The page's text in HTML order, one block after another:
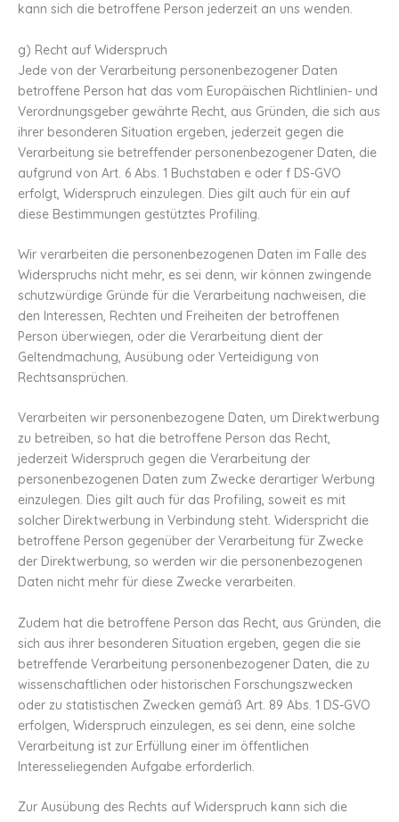
kann sich die betroffene Person jederzeit an uns wenden.
g) Recht auf Widerspruch
Jede von der Verarbeitung personenbezogener Daten
betroffene Person hat das vom Europäischen Richtlinien- und
Verordnungsgeber gewährte Recht, aus Gründen, die sich aus
ihrer besonderen Situation ergeben, jederzeit gegen die
Verarbeitung sie betreffender personenbezogener Daten, die
aufgrund von Art. 6 Abs. 1 Buchstaben e oder f DS-GVO
erfolgt, Widerspruch einzulegen. Dies gilt auch für ein auf
diese Bestimmungen gestütztes Profiling.
Wir verarbeiten die personenbezogenen Daten im Falle des
Widerspruchs nicht mehr, es sei denn, wir können zwingende
schutzwürdige Gründe für die Verarbeitung nachweisen, die
den Interessen, Rechten und Freiheiten der betroffenen
Person überwiegen, oder die Verarbeitung dient der
Geltendmachung, Ausübung oder Verteidigung von
Rechtsansprüchen.
Verarbeiten wir personenbezogene Daten, um Direktwerbung
zu betreiben, so hat die betroffene Person das Recht,
jederzeit Widerspruch gegen die Verarbeitung der
personenbezogenen Daten zum Zwecke derartiger Werbung
einzulegen. Dies gilt auch für das Profiling, soweit es mit
solcher Direktwerbung in Verbindung steht. Widerspricht die
betroffene Person gegenüber der Verarbeitung für Zwecke
der Direktwerbung, so werden wir die personenbezogenen
Daten nicht mehr für diese Zwecke verarbeiten.
Zudem hat die betroffene Person das Recht, aus Gründen, die
sich aus ihrer besonderen Situation ergeben, gegen die sie
betreffende Verarbeitung personenbezogener Daten, die zu
wissenschaftlichen oder historischen Forschungszwecken
oder zu statistischen Zwecken gemäß Art. 89 Abs. 1 DS-GVO
erfolgen, Widerspruch einzulegen, es sei denn, eine solche
Verarbeitung ist zur Erfüllung einer im öffentlichen
Interesseliegenden Aufgabe erforderlich.
Zur Ausübung des Rechts auf Widerspruch kann sich die